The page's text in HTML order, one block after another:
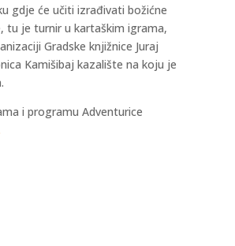
gdje će učiti izrađivati božićne
tu je turnir u kartaškim igrama,
Gradske knjižnice Juraj
Kamišibaj kazalište na koju je
i programu Adventurice